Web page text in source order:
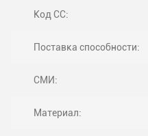
Код СС:
Поставка способности:
СМИ:
Материал: